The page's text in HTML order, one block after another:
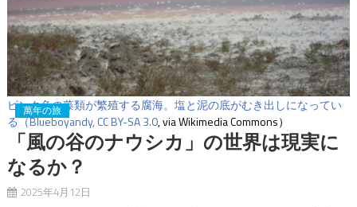
ピンク色の藻類が繁殖する腐海。塩と泥の底がむき出しになってい
る（Blueboyandy,CC BY-SA 3.0, via Wikimedia Commons）
萬年の旅
「風の谷のナウシカ」の世界は現実に
なるか？
2025年4月12日